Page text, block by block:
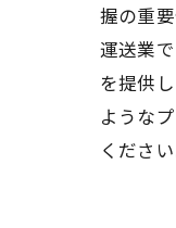
握の重
運送業
を提供
ような
ください